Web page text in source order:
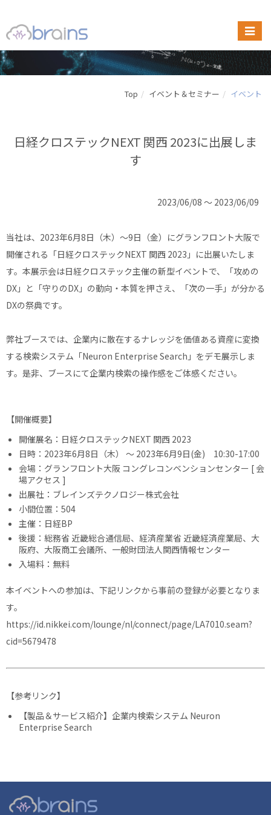
Top イベント＆セミナー イベント
日経クロステックNEXT 関西 2023に出展しま
す
2023/06/08 ～ 2023/06/09
当社は、2023年6月8日（木）〜9日（金）にグランフロント大阪で
開催される「日経クロステックNEXT 関西 2023」に出展いたしま
す。本展示会は日経クロステック主催の新型イベントで、「攻めの
DX」と「守りのDX」の動向・本質を押さえ、「次の一手」が分かる
DXの祭典です。
弊社ブースでは、企業内に散在するナレッジを価値ある資産に変換
する検索システム「Neuron Enterprise Search」をデモ展示しま
す。是非、ブースにて企業内検索の操作感をご体感ください。
【開催概要】
開催展名：日経クロステックNEXT 関西 2023
日時：2023年6月8日（木） 〜 2023年6月9日(金) 10:30-17:00
会場：グランフロント大阪 コングレコンベンションセンター [ 会
場アクセス ]
出展社：ブレインズテクノロジー株式会社
小間位置：504
主催：日経BP
後援：総務省 近畿総合通信局、経済産業省 近畿経済産業局、大
阪府、大阪商工会議所、一般財団法人関西情報センター
入場料：無料
本イベントへの参加は、下記リンクから事前の登録が必要となりま
す。
https://id.nikkei.com/lounge/nl/connect/page/LA7010.seam?
cid=5679478
【参考リンク】
【製品＆サービス紹介】企業内検索システム Neuron
Enterprise Search